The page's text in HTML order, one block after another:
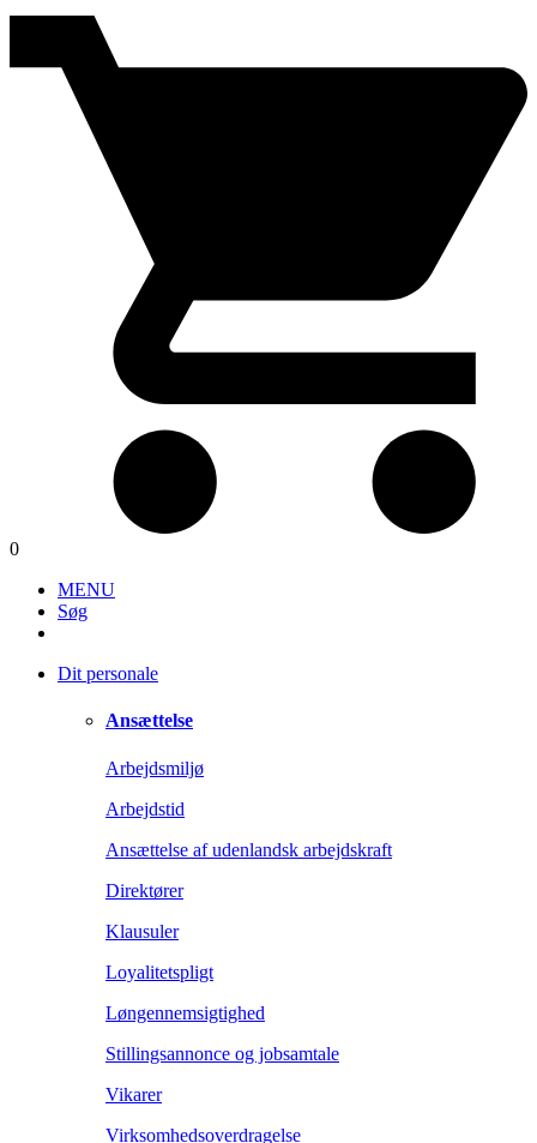
0
MENU
Søg
Dit personale
Ansættelse
Arbejdsmiljø
Arbejdstid
Ansættelse af udenlandsk arbejdskraft
Direktører
Klausuler
Loyalitetspligt
Løngennemsigtighed
Stillingsannonce og jobsamtale
Vikarer
Virksomhedsoverdragelse